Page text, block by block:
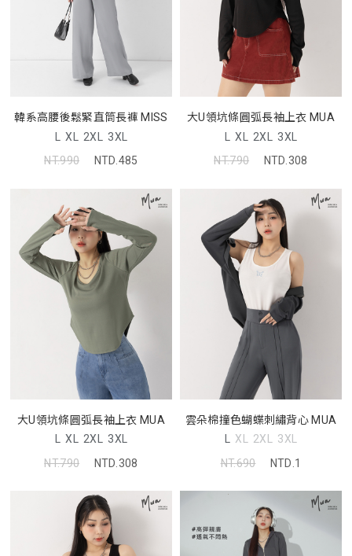
韓系高腰後鬆緊直筒長褲 MISS
L XL 2XL 3XL
NT.990
NTD.485
大U領坑條圓弧長袖上衣 MUA
L XL 2XL 3XL
NT.790
NTD.308
大U領坑條圓弧長袖上衣 MUA
L XL 2XL 3XL
NT.790
NTD.308
雲朵棉撞色蝴蝶刺繡背心 MUA
L XL 2XL 3XL
NT.690
NTD.1